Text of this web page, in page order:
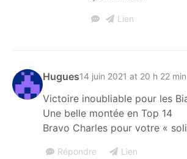
Lien
Hugues14 juin 2021 at 20 h 22 min
Victoire inoubliable pour les
Une belle montée en Top 14
Bravo Charles pour votre «
Répondre Lien